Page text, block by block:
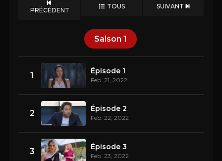
PRÉCÉDENT TOUS SUIVANT
Saison 1
1 Épisode 1
Feb. 21, 2022
2 Épisode 2
Feb. 22, 2022
3 Épisode 3
Feb. 23, 2022